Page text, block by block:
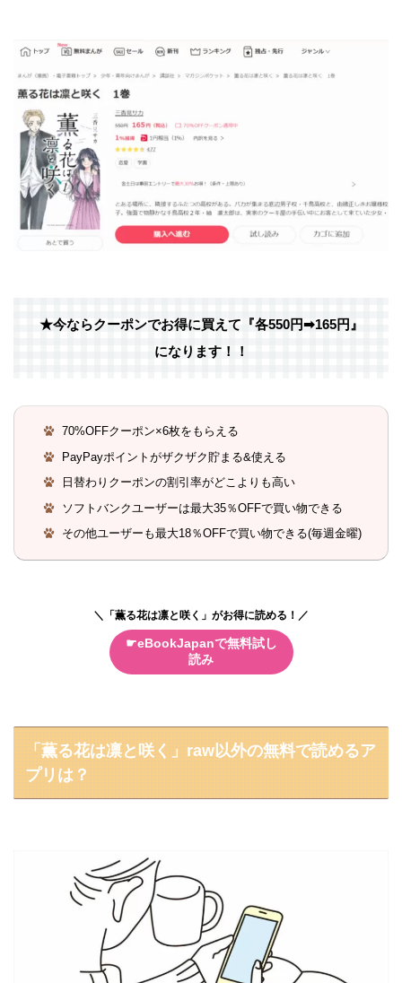
★今ならクーポンでお得に買えて『各550円➡︎165円』
になります！！
70%OFFクーポン×6枚をもらえる
PayPayポイントがザクザク貯まる&使える
日替わりクーポンの割引率がどこよりも高い
ソフトバンクユーザーは最大35％OFFで買い物できる
その他ユーザーも最大18％OFFで買い物できる(毎週金曜)
＼「薫る花は凛と咲く」がお得に読める！／
☛eBookJapanで無料試し
読み
「薫る花は凛と咲く」raw以外の無料で読めるア
プリは？